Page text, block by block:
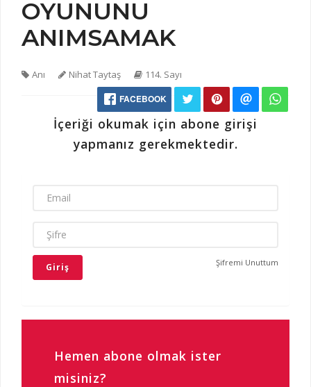
OYUNUNU
ANIMSAMAK
Anı Nihat Taytaş
114. Sayı
FACEBOOK
İçeriği okumak için abone girişi
yapmanız gerekmektedir.
EMAIL
ŞIFRE
Şifremi Unuttum
Hemen abone olmak ister
misiniz?